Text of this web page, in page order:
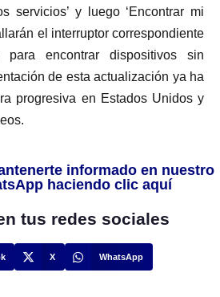
servicios’ y luego ‘Encontrar mi
el interruptor correspondiente
encontrar dispositivos sin
de esta actualización ya ha
progresiva en Estados Unidos y
informado en nuestro
haciendo clic aquí
tus redes sociales
X WhatsApp